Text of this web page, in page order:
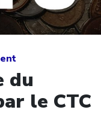
du
le CTC